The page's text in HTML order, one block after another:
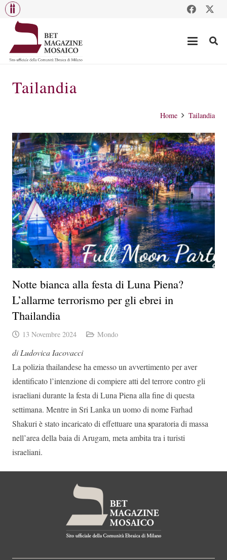
Tailandia
Home Tailandia
Notte bianca alla festa di Luna Piena?
L’allarme terrorismo per gli ebrei in
Thailandia
13 Novembre 2024 Mondo
di Ludovica Iacovacci
La polizia thailandese ha emesso un avvertimento per aver
identificato l’intenzione di compiere atti del terrore contro gli
israeliani durante la festa di Luna Piena alla fine di questa
settimana. Mentre in Sri Lanka un uomo di nome Farhad
Shakuri è stato incaricato di effettuare una sparatoria di massa
nell’area della baia di Arugam, meta ambita tra i turisti
israeliani.